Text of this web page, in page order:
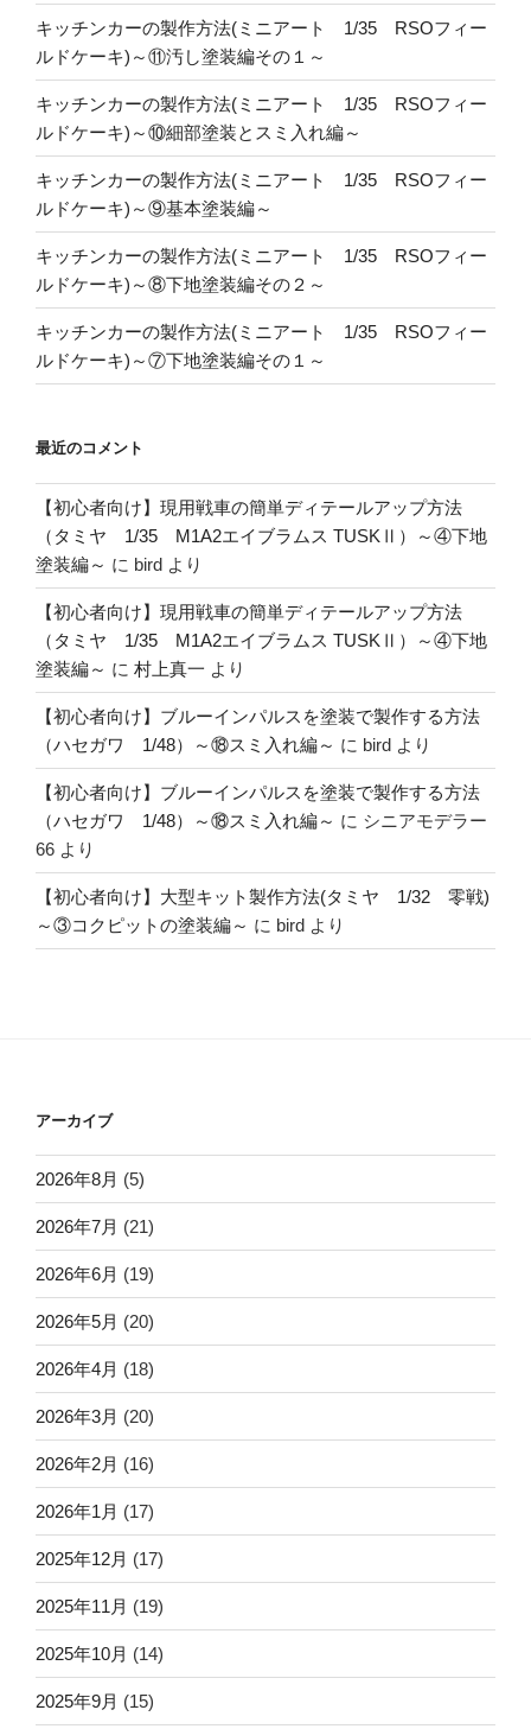
キッチンカーの製作方法(ミニアート 1/35 RSOフィー
ルドケーキ)～⑪汚し塗装編その１～
キッチンカーの製作方法(ミニアート 1/35 RSOフィー
ルドケーキ)～⑩細部塗装とスミ入れ編～
キッチンカーの製作方法(ミニアート 1/35 RSOフィー
ルドケーキ)～⑨基本塗装編～
キッチンカーの製作方法(ミニアート 1/35 RSOフィー
ルドケーキ)～⑧下地塗装編その２～
キッチンカーの製作方法(ミニアート 1/35 RSOフィー
ルドケーキ)～⑦下地塗装編その１～
最近のコメント
【初心者向け】現用戦車の簡単ディテールアップ方法
（タミヤ 1/35 M1A2エイブラムス TUSKⅡ）～④下地
塗装編～ に bird より
【初心者向け】現用戦車の簡単ディテールアップ方法
（タミヤ 1/35 M1A2エイブラムス TUSKⅡ）～④下地
塗装編～ に 村上真一 より
【初心者向け】ブルーインパルスを塗装で製作する方法
（ハセガワ 1/48）～⑱スミ入れ編～ に bird より
【初心者向け】ブルーインパルスを塗装で製作する方法
（ハセガワ 1/48）～⑱スミ入れ編～ に シニアモデラー
66 より
【初心者向け】大型キット製作方法(タミヤ 1/32 零戦)
～③コクピットの塗装編～ に bird より
アーカイブ
2026年8月 (5)
2026年7月 (21)
2026年6月 (19)
2026年5月 (20)
2026年4月 (18)
2026年3月 (20)
2026年2月 (16)
2026年1月 (17)
2025年12月 (17)
2025年11月 (19)
2025年10月 (14)
2025年9月 (15)